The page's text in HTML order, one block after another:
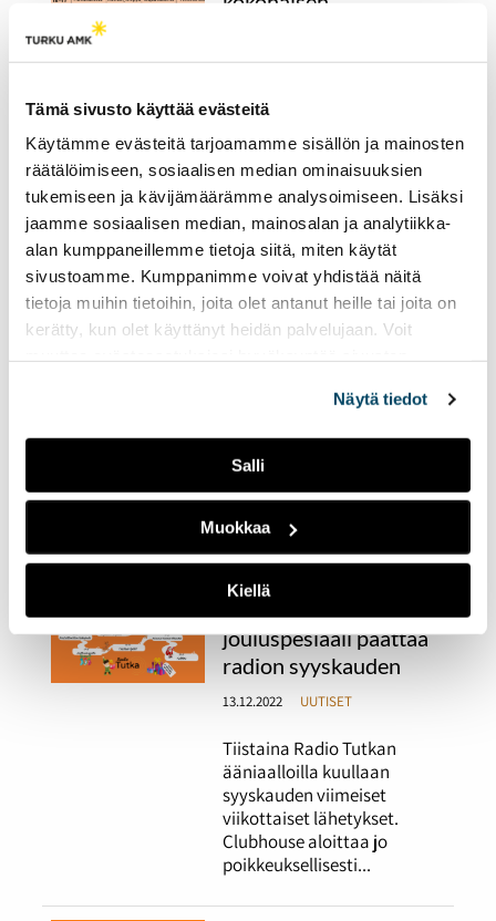
Tämä sivusto käyttää evästeitä
Käytämme evästeitä tarjoamamme sisällön ja mainosten
räätälöimiseen, sosiaalisen median ominaisuuksien
tukemiseen ja kävijämäärämme analysoimiseen. Lisäksi
jaamme sosiaalisen median, mainosalan ja analytiikka-
alan kumppaneillemme tietoja siitä, miten käytät
sivustoamme. Kumppanimme voivat yhdistää näitä
tietoja muihin tietoihin, joita olet antanut heille tai joita on
kerätty, kun olet käyttänyt heidän palvelujaan. Voit
Näytä tiedot
Salli
Muokkaa
Kiellä
Miisa Grekovin vierailu
Radio Tutkan kevätkautta
on jäljellä enää kaksi
viikkoa.
Radio Tutkan toisella
lähetysviikolla
pääteemana on
ystävyys
näkyy ja kuuluu ystäväpäivä
sekä Suomen yksi suurin
opiskelijatapahtuma
Radio Tutkan
perinteinen
jouluspesiaali päättää
radion syyskauden
13.12.2022 UUTISET
Tiistaina Radio Tutkan
ääniaalloilla kuullaan
syyskauden viimeiset
viikottaiset lähetykset.
Clubhouse aloittaa jo
poikkeuksellisesti...